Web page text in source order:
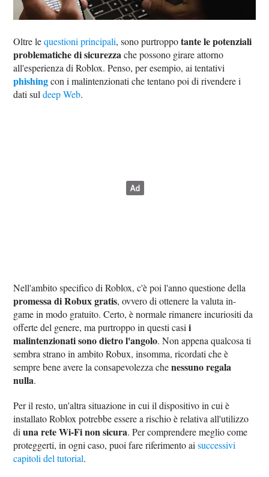
Oltre lequestioni principali, sono purtroppotante le potenziali
problematiche di sicurezza che possono girare attorno
all'esperienza di Roblox. Penso, per esempio, ai tentativi
phishingcon i malintenzionati che tentano poi di rivendere i
dati suldeep Web.
Nell'ambito specifico di Roblox, c'è poi l'anno questione della
promessa di Robux gratis, ovvero di ottenere la valuta in-
game in modo gratuito. Certo, è normale rimanere incuriositi da
offerte del genere, ma purtroppo in questi casii
malintenzionati sono dietro l'angolo. Non appena qualcosa ti
sembra strano in ambito Robux, insomma, ricordati che è
sempre bene avere la consapevolezza chenessuno regala
nulla.
Per il resto, un'altra situazione in cui il dispositivo in cui è
installato Roblox potrebbe essere a rischio è relativa all'utilizzo
diuna rete Wi-Fi non sicura. Per comprendere meglio come
proteggerti, in ogni caso, puoi fare riferimento aisuccessivi
capitoli del tutorial.